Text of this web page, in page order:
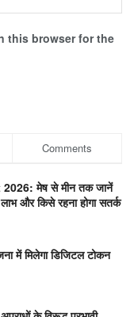
this browser for the
Comments
मेष से मीन तक जानें
और किसे रहना होगा सतर्क
में मिलेगा डिजिटल टोकन